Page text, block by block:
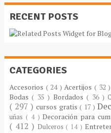
RECENT POSTS
CATEGORIES
Accesorios ( 24 ) Acertijos ( 32 )
Bodas( 35 ) Bordados( 36 )
( 297 )cursos gratis ( 17 )
uñas ( 4 )Decoración para
( 412 ) Dulceros ( 14 )